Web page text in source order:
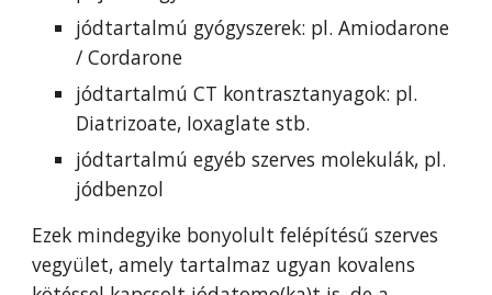
jódtartalmú gyógyszerek: pl. Amiodarone
/ Cordarone
jódtartalmú CT kontrasztanyagok: pl.
Diatrizoate, Ioxaglate stb.
jódtartalmú egyéb szerves molekulák, pl.
jódbenzol
Ezek mindegyike bonyolult felépítésű szerves
vegyület, amely tartalmaz ugyan kovalens